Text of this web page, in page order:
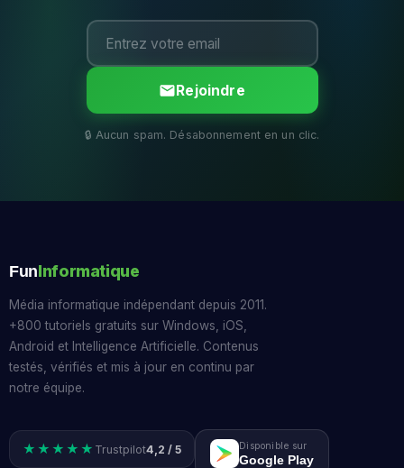
Rejoindre
FunInformatique
Média informatique indépendant depuis 2011.
+800 tutoriels gratuits sur Windows, iOS,
Android et Intelligence Artificielle. Contenus
testés, vérifiés et mis à jour en continu par
notre équipe.
★★★★★ Trustpilot4,2 / 5 Disponible sur
Google Play